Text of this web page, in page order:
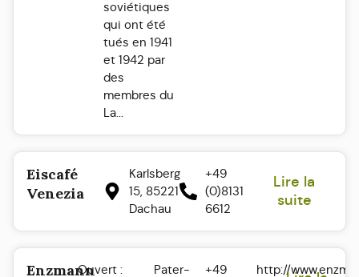
soviétiques
qui ont été
tués en 1941
et 1942 par
des
membres du
La...
Eiscafé
Venezia
Karlsberg
15, 85221
Dachau
+49
(0)8131
6612
Lire la
suite
EnzmannOuvert :
Pater-
+49
http://